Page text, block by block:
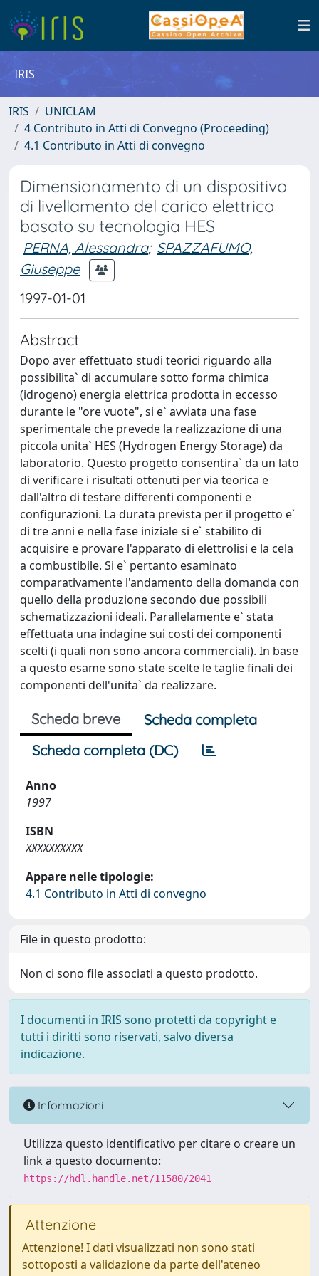
IRIS
IRIS
UNICLAM
4 Contributo in Atti di Convegno (Proceeding)
4.1 Contributo in Atti di convegno
Dimensionamento di un dispositivo
di livellamento del carico elettrico
basato su tecnologia HES
PERNA, Alessandra; SPAZZAFUMO,
Giuseppe
1997-01-01
Abstract
Dopo aver effettuato studi teorici riguardo alla
possibilita` di accumulare sotto forma chimica
(idrogeno) energia elettrica prodotta in eccesso
durante le "ore vuote", si e` avviata una fase
sperimentale che prevede la realizzazione di una
piccola unita` HES (Hydrogen Energy Storage) da
laboratorio. Questo progetto consentira` da un lato
di verificare i risultati ottenuti per via teorica e
dall'altro di testare differenti componenti e
configurazioni. La durata prevista per il progetto e`
di tre anni e nella fase iniziale si e` stabilito di
acquisire e provare l'apparato di elettrolisi e la cela
a combustibile. Si e` pertanto esaminato
comparativamente l'andamento della domanda con
quello della produzione secondo due possibili
schematizzazioni ideali. Parallelamente e` stata
effettuata una indagine sui costi dei componenti
scelti (i quali non sono ancora commerciali). In base
a questo esame sono state scelte le taglie finali dei
componenti dell'unita` da realizzare.
Scheda breve
Scheda completa
Scheda completa (DC)
Anno
1997
ISBN
XXXXXXXXXX
Appare nelle tipologie:
4.1 Contributo in Atti di convegno
File in questo prodotto:
Non ci sono file associati a questo prodotto.
I documenti in IRIS sono protetti da copyright e
tutti i diritti sono riservati, salvo diversa
indicazione.
Informazioni
Utilizza questo identificativo per citare o creare un
link a questo documento:
https://hdl.handle.net/11580/2041
Attenzione
Attenzione! I dati visualizzati non sono stati
sottoposti a validazione da parte dell'ateneo